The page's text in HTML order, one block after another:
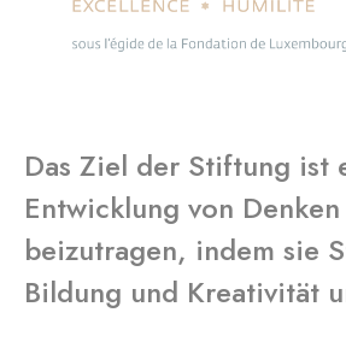
Das Ziel der Stiftung ist
Entwicklung von
beizutragen, indem sie
Bildung und Kreativität